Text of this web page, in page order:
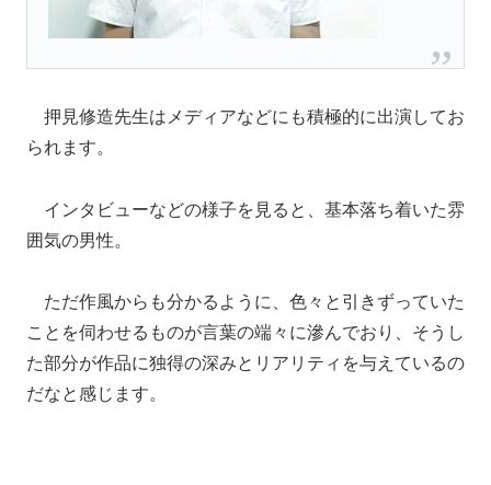
押見修造先生はメディアなどにも積極的に出演してお
られます。
インタビューなどの様子を見ると、基本落ち着いた雰
囲気の男性。
ただ作風からも分かるように、色々と引きずっていた
ことを伺わせるものが言葉の端々に滲んでおり、そうし
た部分が作品に独得の深みとリアリティを与えているの
だなと感じます。